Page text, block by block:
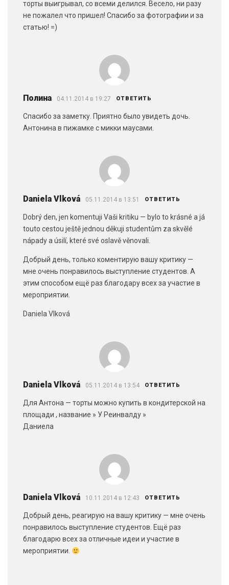
торты выигрывал, со всеми делился. Весело, ни разу
не пожалел что пришел! Спасибо за фотографии и за
статью! =)
Полина 04.11.2014 в 19:27 ОТВЕТИТЬ
Спасибо за заметку. Приятно было увидеть дочь.
Антонина в пижамке с микки маусами.
Daniela Vlková 05.11.2014 в 13:51 ОТВЕТИТЬ
Dobrý den, jen komentuji Vaši kritiku — bylo to krásné a já
touto cestou ještě jednou děkuji studentům za skvělé
nápady a úsilí, které své oslavě věnovali.
Добрый день, только коментирую вашу критику —
мне очень понравилось выступление студентов. А
этим способом ещё раз благодару всех за участие в
мероприятии.
Daniela Vlková
Daniela Vlková 05.11.2014 в 13:54 ОТВЕТИТЬ
Для Антона — торты можно купить в кондитерской на
площади , название » У Реинвалду »
Даниела
Daniela Vlková 10.11.2014 в 12:43 ОТВЕТИТЬ
Добрый день, реагирую на вашу критику — мне очень
понравилось выступление студентов. Ещё раз
благодарю всех за отличные идеи и участие в
мероприятии.